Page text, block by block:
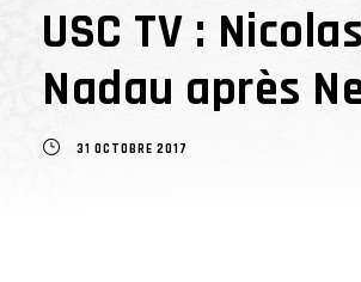
USC TV : Nicolas
Nadau après
31 OCTOBRE 2017